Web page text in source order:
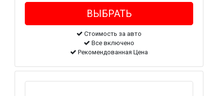
Стоимость за авто
Все включено
Рекомендованная Цена